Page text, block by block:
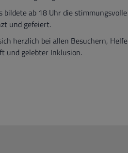
bildete ab 18 Uhr die
und gefeiert.
herzlich bei allen Besuchern,
und gelebter Inklusion.